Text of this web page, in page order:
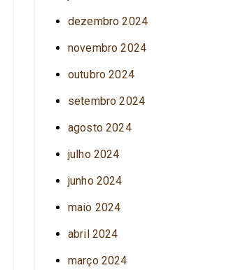
dezembro 2024
novembro 2024
outubro 2024
setembro 2024
agosto 2024
julho 2024
junho 2024
maio 2024
abril 2024
março 2024